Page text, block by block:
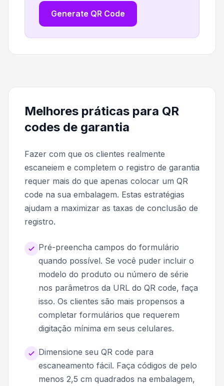
Generate QR Code
Melhores práticas para QR
codes de garantia
Fazer com que os clientes realmente
escaneiem e completem o registro de garantia
requer mais do que apenas colocar um QR
code na sua embalagem. Estas estratégias
ajudam a maximizar as taxas de conclusão de
registro.
Pré-preencha campos do formulário
quando possível. Se você puder incluir o
modelo do produto ou número de série
nos parâmetros da URL do QR code, faça
isso. Os clientes são mais propensos a
completar formulários que requerem
digitação mínima em seus celulares.
Dimensione seu QR code para
escaneamento fácil. Faça códigos de pelo
menos 2,5 cm quadrados na embalagem,